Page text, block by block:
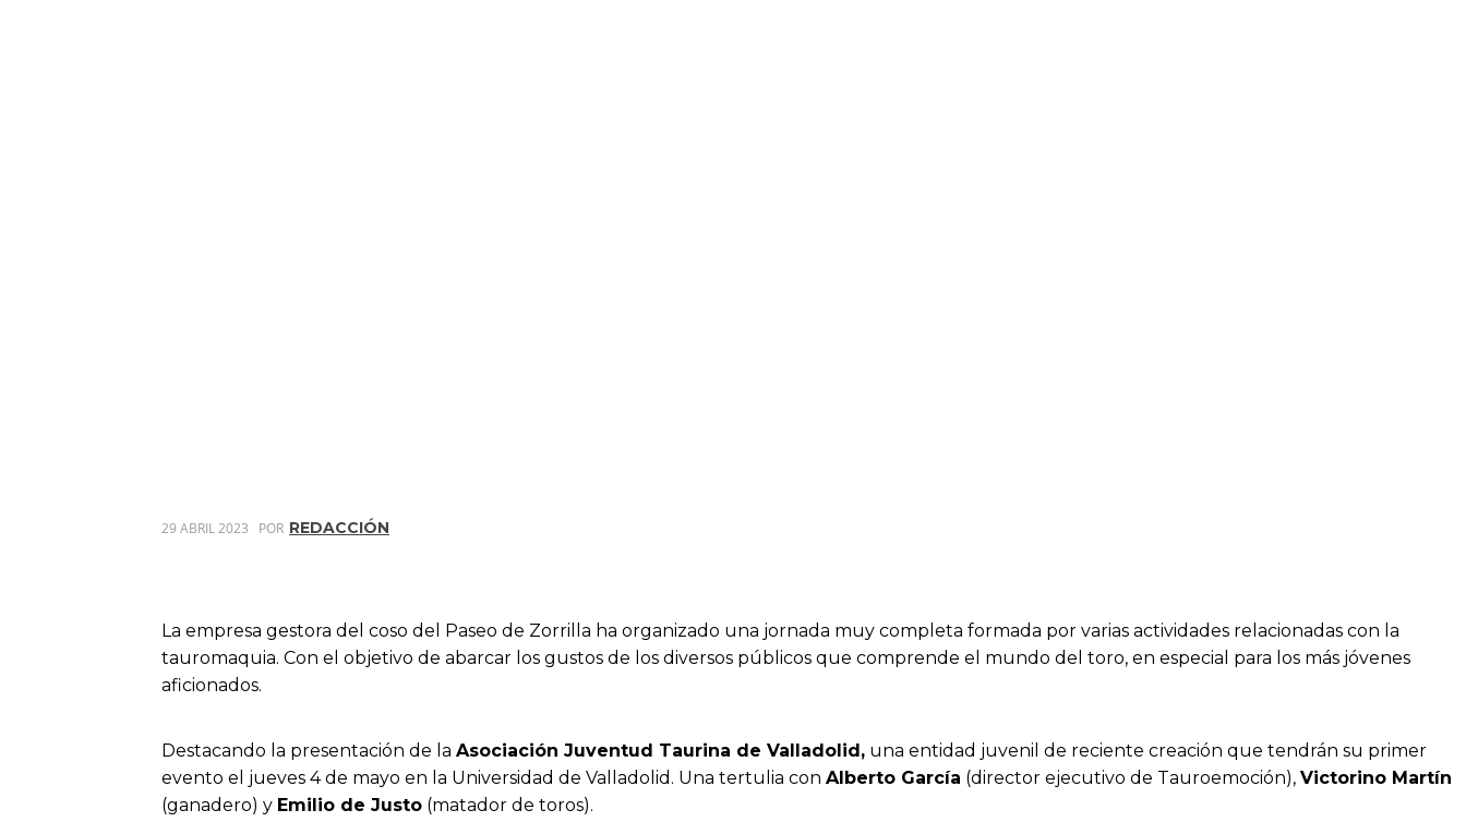
29 ABRIL 2023 POR REDACCIÓN
La empresa gestora del coso del Paseo de Zorrilla ha organizado una jornada muy completa formada por varias actividades relacionadas con la
tauromaquia. Con el objetivo de abarcar los gustos de los diversos públicos que comprende el mundo del toro, en especial para los más jóvenes
aficionados.
Destacando la presentación de la Asociación Juventud Taurina de Valladolid, una entidad juvenil de reciente creación que tendrán su primer
evento el jueves 4 de mayo en la Universidad de Valladolid. Una tertulia con Alberto García (director ejecutivo de Tauroemoción), Victorino Martín
(ganadero) y Emilio de Justo (matador de toros).